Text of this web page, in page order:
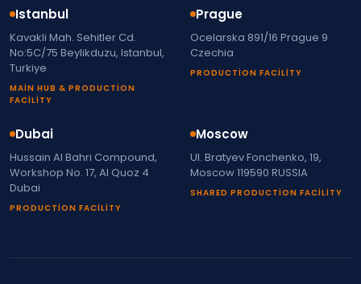
Istanbul
Kavakli Mah. Sehitler Cd.
No:5C/75 Beylikduzu, Istanbul,
Turkiye
MAIN HUB & PRODUCTION
FACILITY
Prague
Ocelarska 891/16 Prague 9
Czechia
PRODUCTION FACILITY
Dubai
Hussain Al Bahri Compound,
Workshop No. 17, Al Quoz 4
Dubai
PRODUCTION FACILITY
Moscow
Ul. Bratyev Fonchenko, 19,
Moscow 119590 RUSSIA
SHARED PRODUCTION FACILITY